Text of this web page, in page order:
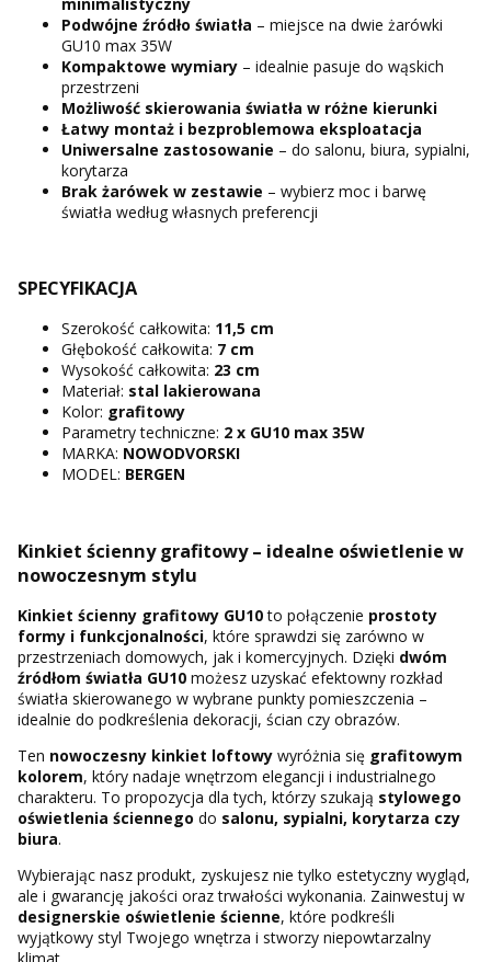
Podwójne źródło światła – miejsce na dwie żarówki
GU10 max 35W
Kompaktowe wymiary – idealnie pasuje do wąskich
przestrzeni
Możliwość skierowania światła w różne kierunki
Łatwy montaż i bezproblemowa eksploatacja
Uniwersalne zastosowanie – do salonu, biura, sypialni,
korytarza
Brak żarówek w zestawie – wybierz moc i barwę
światła według własnych preferencji
SPECYFIKACJA
Szerokość całkowita: 11,5 cm
Głębokość całkowita: 7 cm
Wysokość całkowita: 23 cm
Materiał: stal lakierowana
Kolor: grafitowy
Parametry techniczne: 2 x GU10 max 35W
MARKA: NOWODVORSKI
MODEL: BERGEN
Kinkiet ścienny grafitowy – idealne oświetlenie w
nowoczesnym stylu
Kinkiet ścienny grafitowy GU10to połączenie prostoty
formy i funkcjonalności, które sprawdzi się zarówno w
przestrzeniach domowych, jak i komercyjnych. Dzięki dwóm
źródłom światła GU10 możesz uzyskać efektowny rozkład
światła skierowanego w wybrane punkty pomieszczenia –
idealnie do podkreślenia dekoracji, ścian czy obrazów.
Ten nowoczesny kinkiet loftowy wyróżnia się grafitowym
kolorem, który nadaje wnętrzom elegancji i industrialnego
charakteru. To propozycja dla tych, którzy szukają stylowego
oświetlenia ściennego do salonu, sypialni, korytarza czy
biura.
Wybierając nasz produkt, zyskujesz nie tylko estetyczny wygląd,
ale i gwarancję jakości oraz trwałości wykonania. Zainwestuj w
designerskie oświetlenie ścienne, które podkreśli
wyjątkowy styl Twojego wnętrza i stworzy niepowtarzalny